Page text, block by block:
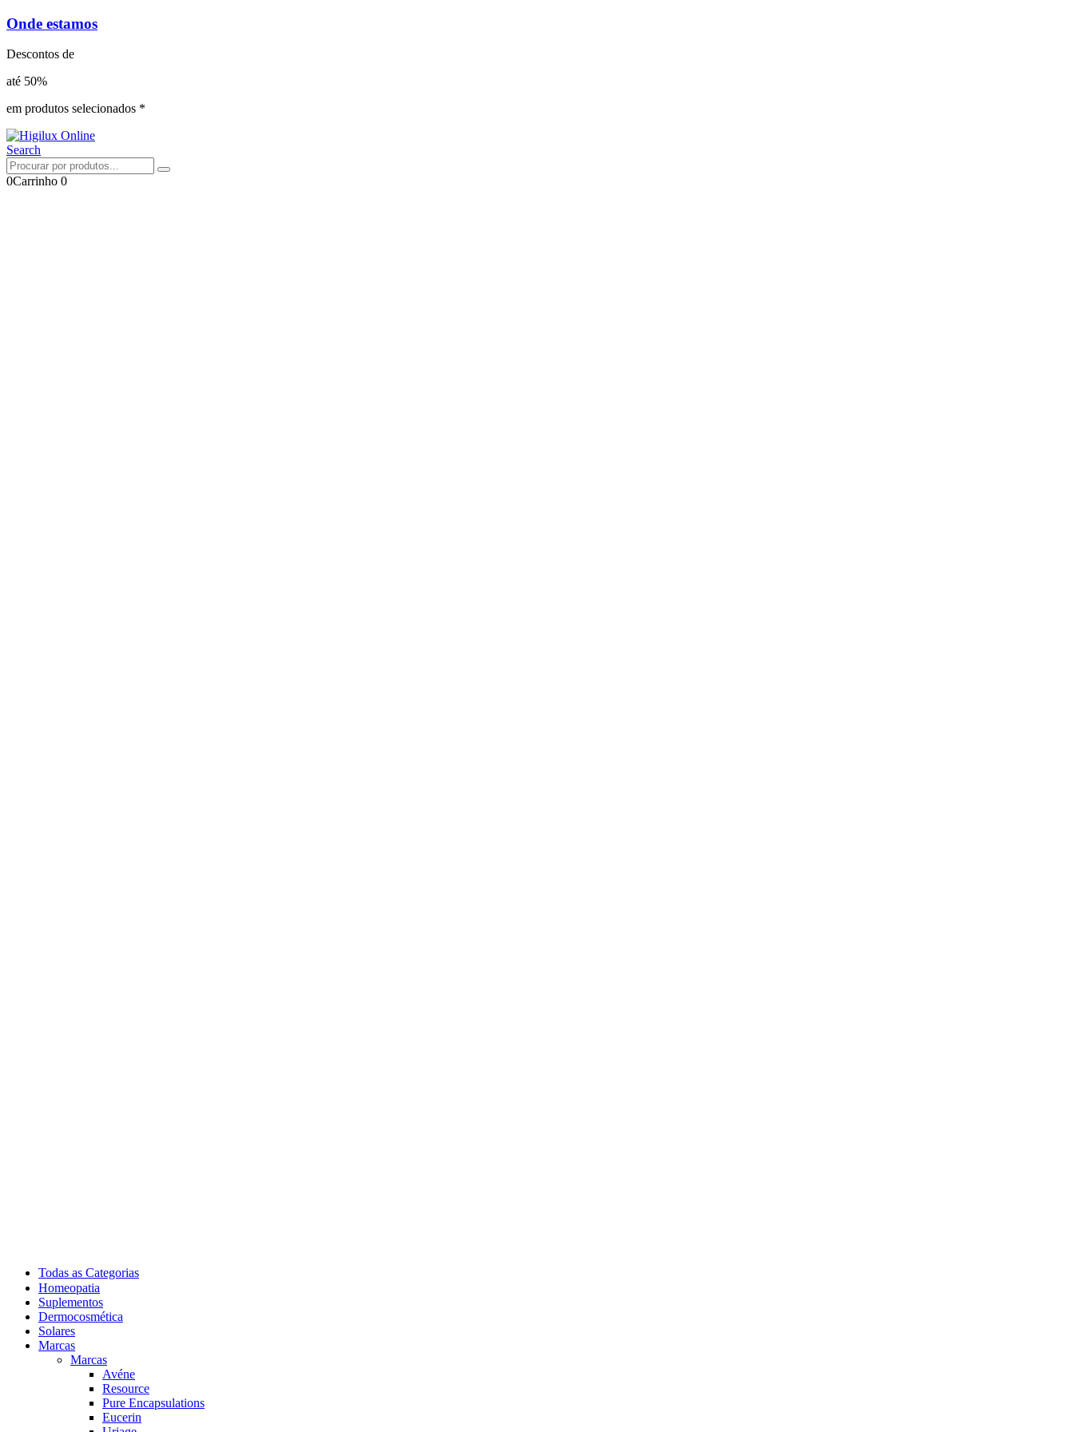
Onde estamos
Descontos de
até 50%
em produtos selecionados *
Search
0Carrinho 0
Todas as Categorias
Homeopatia
Suplementos
Dermocosmética
Solares
Marcas
Marcas
Avéne
Resource
Pure Encapsulations
Eucerin